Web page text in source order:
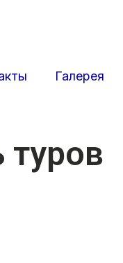
Галерея
туров